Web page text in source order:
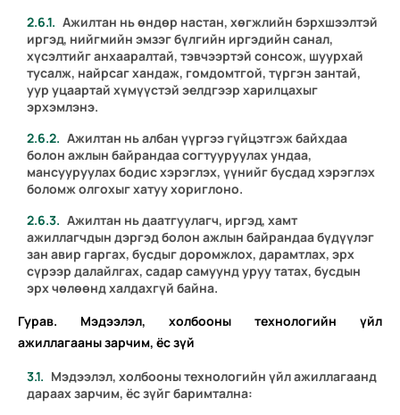
Ажилтан нь өндөр настан, хөгжлийн бэрхшээлтэй
иргэд, нийгмийн эмзэг бүлгийн иргэдийн санал,
хүсэлтийг анхааралтай, тэвчээртэй сонсож, шуурхай
тусалж, найрсаг хандаж, гомдомтгой, түргэн зантай,
уур уцаартай хүмүүстэй эелдгээр харилцахыг
эрхэмлэнэ.
Ажилтан нь албан үүргээ гүйцэтгэж байхдаа
болон ажлын байрандаа согтууруулах ундаа,
мансууруулах бодис хэрэглэх, үүнийг бусдад хэрэглэх
боломж олгохыг хатуу хориглоно.
Ажилтан нь даатгуулагч, иргэд, хамт
ажиллагчдын дэргэд болон ажлын байрандаа бүдүүлэг
зан авир гаргах, бусдыг доромжлох, дарамтлах, эрх
сүрээр далайлгах, садар самуунд уруу татах, бусдын
эрх чөлөөнд халдахгүй байна.
Гурав. Мэдээлэл, холбооны технологийн үйл
ажиллагааны зарчим, ёс зүй
Мэдээлэл, холбооны технологийн үйл ажиллагаанд
дараах зарчим, ёс зүйг баримтална: